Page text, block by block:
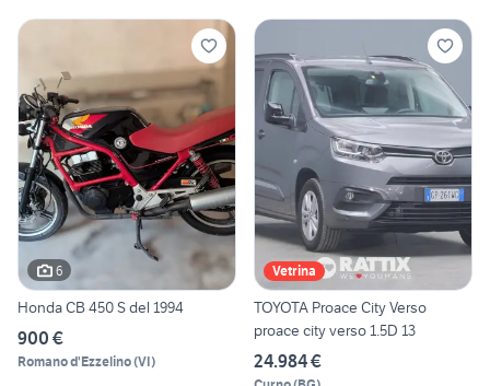
6
Honda CB 450 S del 1994
900 €
Romano d'Ezzelino(VI)
Vetrina
TOYOTA Proace City Verso
proace city verso 1.5D 13
24.984 €